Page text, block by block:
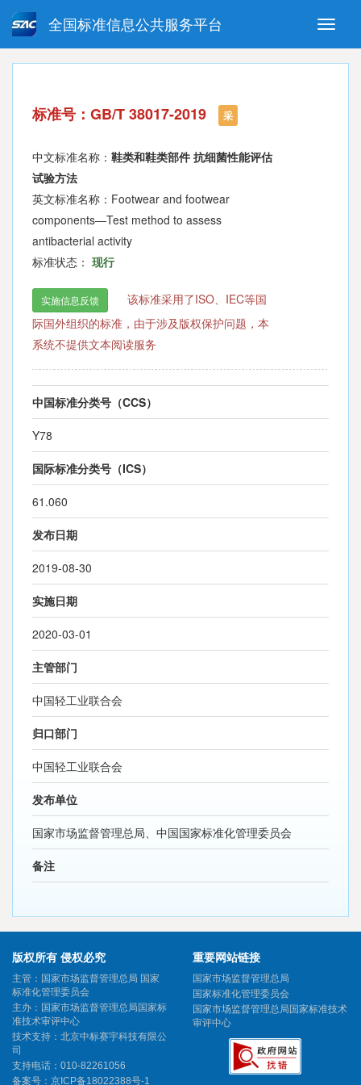
Toggle
全国标准信息公共服务平台
强制性国家标准 推荐性国家标准
指导性技术文件 (National standards in foreign
language version)
标准号：GB/T 38017-2019 采
中文标准名称： 鞋类和鞋类部件 抗细菌性能评估
试验方法
英文标准名称：Footwear and footwear
components—Test method to assess
antibacterial activity
标准状态： 现行
实施信息反馈
该标准采用了ISO、IEC等国
际国外组织的标准，由于涉及版权保护问题，本
系统不提供文本阅读服务
中国标准分类号（CCS）
Y78
国际标准分类号（ICS）
61.060
发布日期
2019-08-30
实施日期
2020-03-01
主管部门
中国轻工业联合会
归口部门
中国轻工业联合会
发布单位
国家市场监督管理总局、中国国家标准化管理委员会
备注
版权所有 侵权必究
主管：国家市场监督管理总局 国家
标准化管理委员会
主办：国家市场监督管理总局国家标
准技术审评中心
技术支持：北京中标赛宇科技有限公
司
支持电话：010-82261056
备案号： 京ICP备18022388号-1
重要网站链接
国家市场监督管理总局
国家标准化管理委员会
国家市场监督管理总局国家标准技术
审评中心